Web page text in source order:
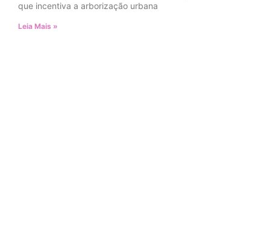
que incentiva a arborização urbana
Leia Mais »